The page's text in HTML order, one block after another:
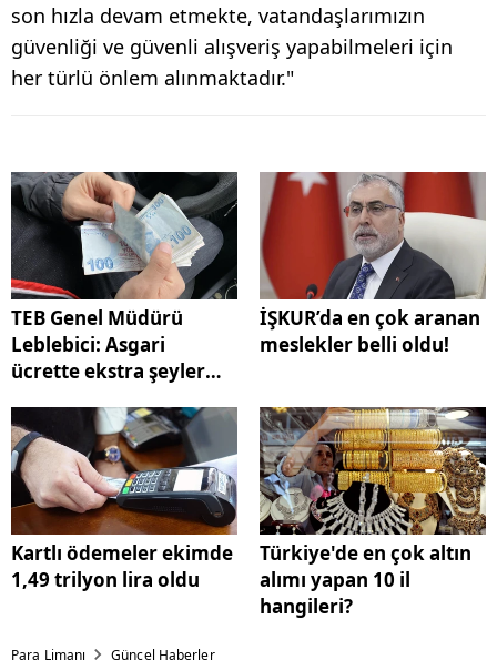
son hızla devam etmekte, vatandaşlarımızın
güvenliği ve güvenli alışveriş yapabilmeleri için
her türlü önlem alınmaktadır."
TEB Genel Müdürü
Leblebici: Asgari
ücrette ekstra şeyler
İŞKUR’da en çok aranan
meslekler belli oldu!
Kartlı ödemeler ekimde
1,49 trilyon lira oldu
Türkiye'de en çok altın
alımı yapan 10 il
hangileri?
Para Limanı Güncel Haberler